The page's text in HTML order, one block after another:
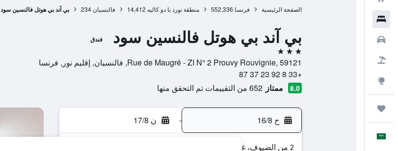
الصفحة الرئيسية فرنسا 552,336 منطقة نورد با دو كاليه 14,412 فالنسيان 234 بي آند بي هوتل فالنسين سود
بي آند بي هوتل فالنسين سود فندق
3 نجوم
Rue de Maugré - ZI N° 2 Prouvy Rouvignie, 59121, فالنسيان, إقليم نور, فرنسا
+33 8 92 23 37 87
8.0 ممتاز 652 من التقييمات تم التحقق منها
ح 16/8 - ن 17/8
2 من الضيوف، غرفة واحدة